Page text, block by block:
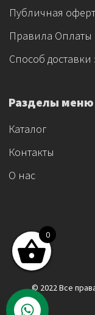
Публичная
Правила Оплаты
Способ доставки
Разделы меню
Каталог
Контакты
О нас
© 2022 Все
0